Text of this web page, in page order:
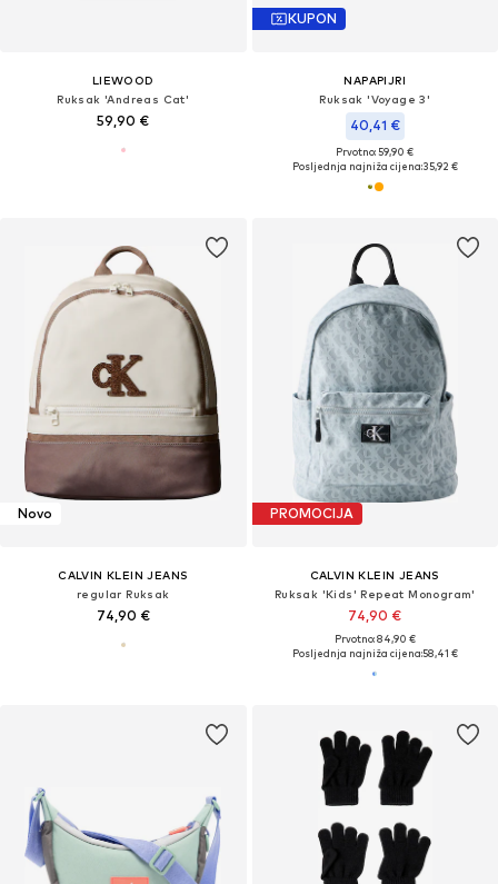
LIEWOOD
Ruksak 'Andreas Cat'
59,90 €
KUPON
NAPAPIJRI
Ruksak 'Voyage 3'
40,41 €
Prvotno: 59,90 €
Posljednja najniža cijena:35,92 €
Novo
CALVIN KLEIN JEANS
regular Ruksak
74,90 €
PROMOCIJA
CALVIN KLEIN JEANS
Ruksak 'Kids' Repeat Monogram'
74,90 €
Prvotno: 84,90 €
Posljednja najniža cijena:58,41 €